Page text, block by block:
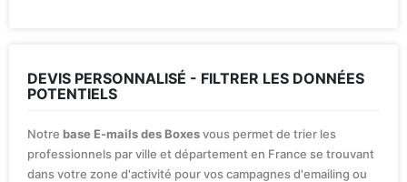
DEVIS PERSONNALISÉ - FILTRER LES DONNÉES
POTENTIELS
Notre base E-mails des Boxesvous permet de trier les
professionnels par ville et département en France se trouvant
dans votre zone d'activité pour vos campagnes d'emailing ou